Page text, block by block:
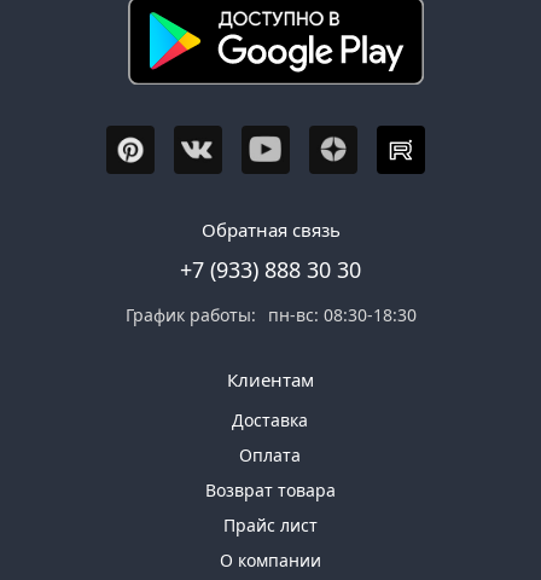
Обратная связь
+7 (933) 888 30 30
График работы: пн-вс: 08:30-18:30
Клиентам
Доставка
Оплата
Возврат товара
Прайс лист
О компании